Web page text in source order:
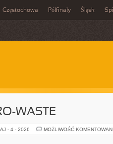
Częstochowa Półfinały Śląsk
WASTE
- 4 - 2026 MOŻLIWOŚĆ